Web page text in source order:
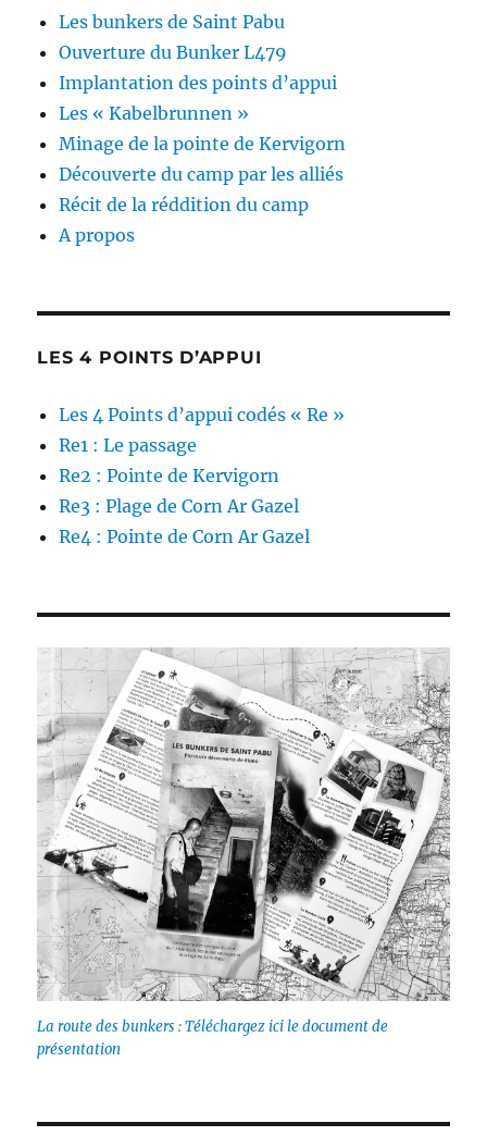
Les bunkers de Saint Pabu
Ouverture du Bunker L479
Implantation des points d’appui
Les « Kabelbrunnen »
Minage de la pointe de Kervigorn
Découverte du camp par les alliés
Récit de la réddition du camp
A propos
LES 4 POINTS D’APPUI
Les 4 Points d’appui codés « Re »
Re1 : Le passage
Re2 : Pointe de Kervigorn
Re3 : Plage de Corn Ar Gazel
Re4 : Pointe de Corn Ar Gazel
La route des bunkers : Téléchargez ici le document de
présentation